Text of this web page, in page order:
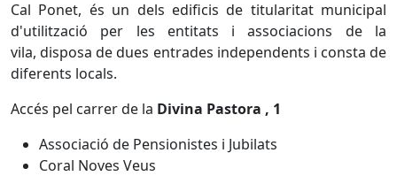
Cal Ponet, és un dels edificis de titularitat municipal
d'utilització per les entitats i associacions de la
vila,disposa de dues entrades independents i consta de
diferents locals.
Accés pel carrer de la Divina Pastora , 1
Associació de Pensionistes i Jubilats
Coral Noves Veus